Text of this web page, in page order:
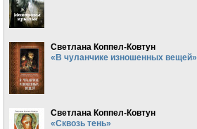
Светлана Коппел-Ковтун
«В чуланчике изношенных вещей»
Светлана Коппел-Ковтун
«Сквозь тень»